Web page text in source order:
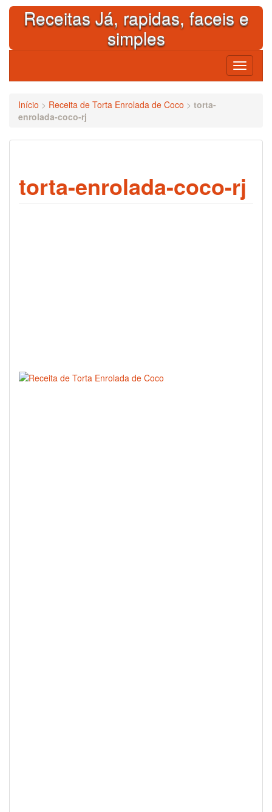
Skip
contentReceitas Já, rapidas, faceis e
simples
Toggle
Início > Receita de Torta Enrolada de Coco > torta-
enrolada-coco-rj
torta-enrolada-coco-rj